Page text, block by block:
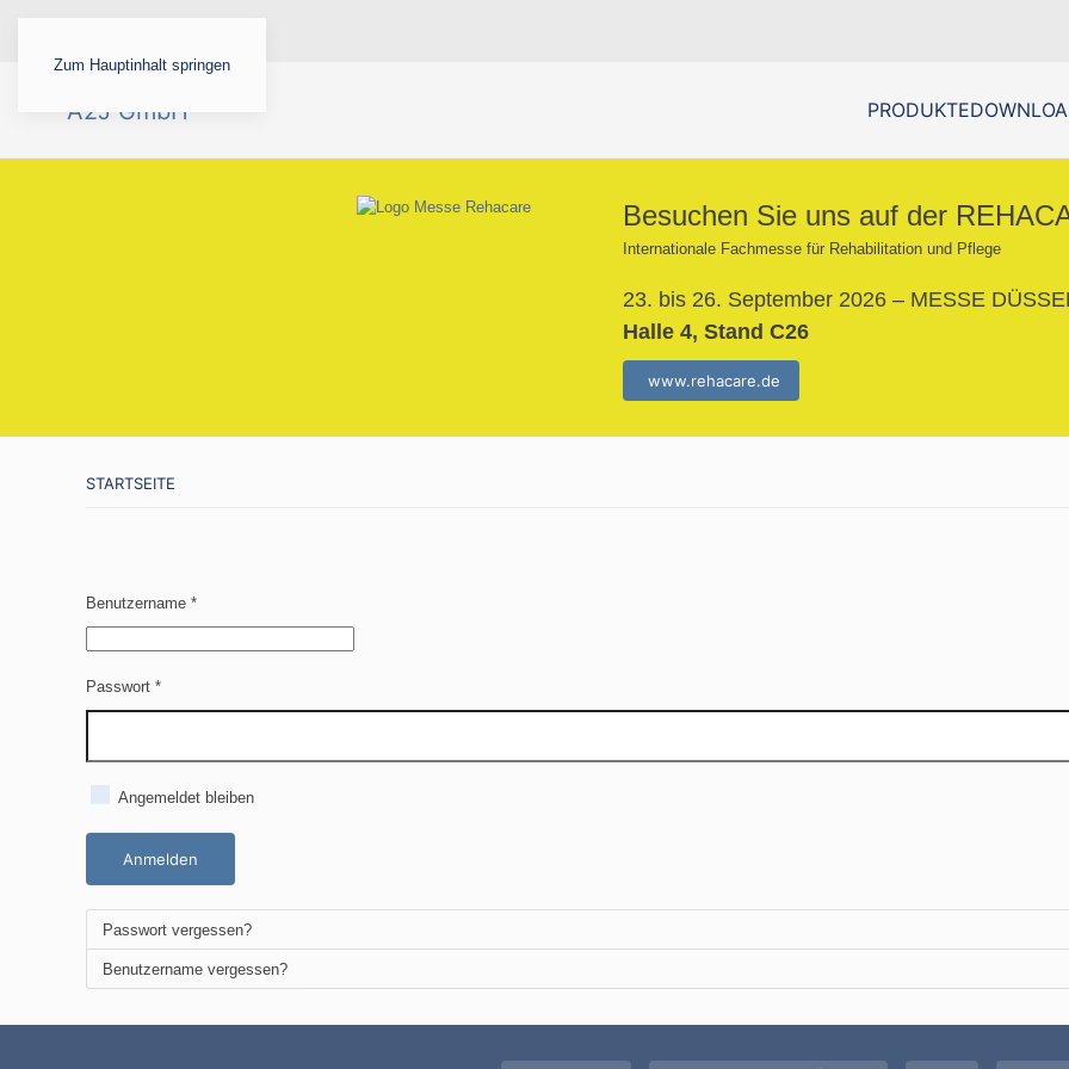
Zum Hauptinhalt springen
PRODUKTE
Besuchen Sie uns auf der
Internationale Fachmesse für Rehabilitation und Pflege
23. bis 26. September 2026 – MESSE
Halle 4, Stand C26
www.rehacare.de
STARTSEITE
Benutzername *
Passwort *
Angemeldet bleiben
Anmelden
Passwort vergessen?
Benutzername vergessen?